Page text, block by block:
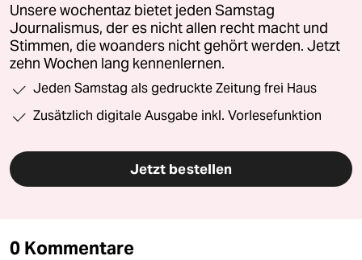
Unsere wochentaz bietet jeden Samstag
Journalismus, der es nicht allen recht macht und
Stimmen, die woanders nicht gehört werden. Jetzt
zehn Wochen lang kennenlernen.
Jeden Samstag als gedruckte Zeitung frei Haus
Zusätzlich digitale Ausgabe inkl. Vorlesefunktion
Jetzt bestellen
0 Kommentare